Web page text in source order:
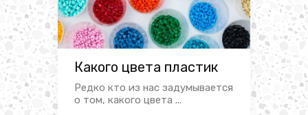
Какого цвета пластик
Редко кто из нас задумывается
о том, какого цвета ...